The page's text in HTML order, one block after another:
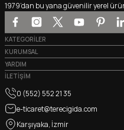
Soğuk Zincir ile
Tüm taze ürünlerimiz özel
gönderilmektedir. Ürünlerinizin
Thermal paketleme
1979’dan bu yana güvenilir yerel
KATEGORİLER
KURUMSAL
YARDIM
İLETİŞİM
0 (552) 552 21 35
e-ticaret@terecigida.com
Karşıyaka, İzmir